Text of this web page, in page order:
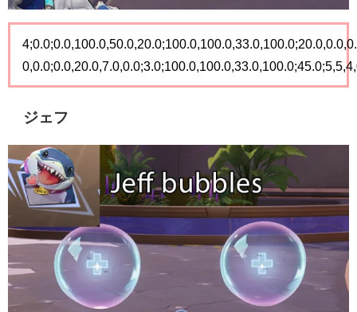
ジェフ